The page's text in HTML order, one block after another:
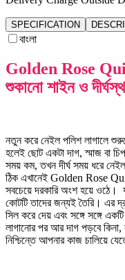
SPECIFICATION
বাংলা
Golden Rose
শুকানো শাইন ও
নতুন করে নেইল পলিশ লাগালে
হলেই ছোট একটা দাগ, স্মাজ বা
সময় কম, তখন দীর্ঘ সময় ধরে
ঠিক এখানেই Golden Rose
সবচেয়ে দরকারি অংশ হয়ে ওঠে।
কোটটি তাদের জন্যই তৈরি। এর
সিল করে দেয় এবং সঙ্গে সঙ্গে
লাগানোর পর আর দাগ পড়বে
নিশ্চিন্তে আপনার কাজ চালিয়ে